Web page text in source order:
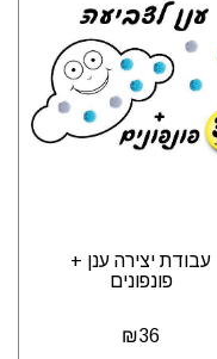
עבודת יצירה ענן +
פונפונים
₪36